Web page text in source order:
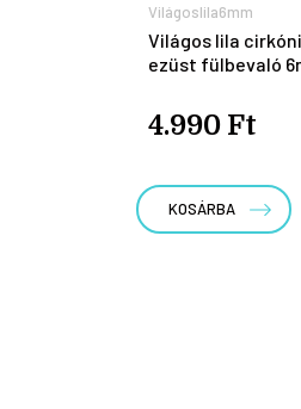
Világoslila6mm
Világos lila
ezüst fülbevaló
4.990 Ft
KOSÁRBA